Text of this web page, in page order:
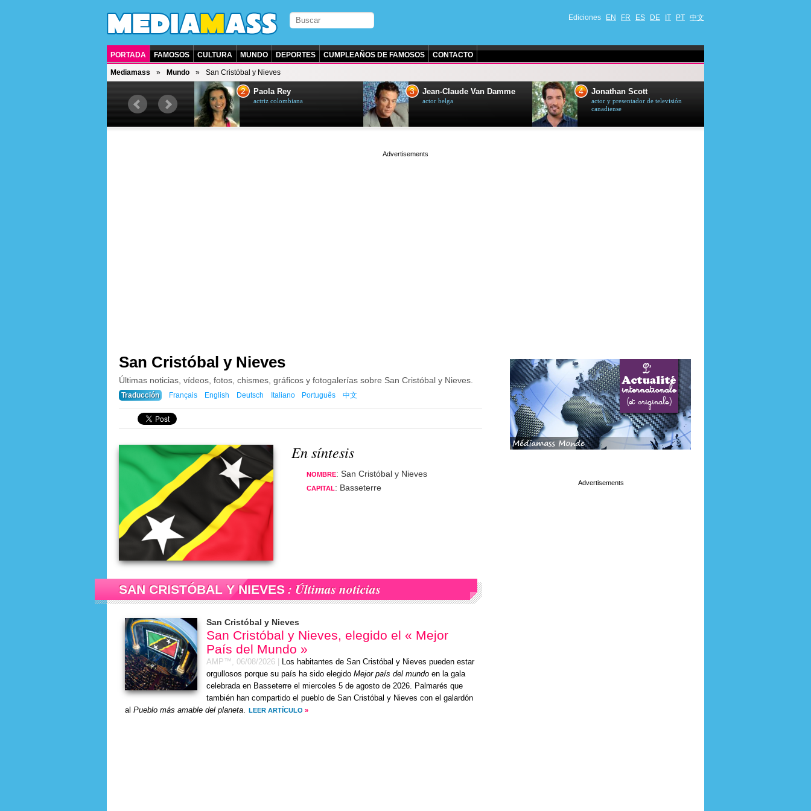
Ediciones EN FR ES DE IT PT 中文
PORTADA FAMOSOS CULTURA MUNDO DEPORTES CUMPLEAÑOS DE FAMOSOS CONTACTO
Mediamass Mundo San Cristóbal y Nieves
actor y presentador de televisión
2 Paola Rey
actriz colombiana
3 Jean-Claude Van Damme
actor belga
4 Jonathan Scott
actor y presentador de televisión
canadiense
San Cristóbal y Nieves
Últimas noticias, vídeos, fotos, chismes, gráficos y fotogalerías sobre San Cristóbal y Nieves.
Traducción Français English Deutsch Italiano Português 中文
En síntesis
NOMBRE: San Cristóbal y Nieves
CAPITAL: Basseterre
SAN CRISTÓBAL Y NIEVES : Últimas noticias
San Cristóbal y Nieves
San Cristóbal y Nieves, elegido el « Mejor
País del Mundo »
AMP™, 06/08/2026
Los habitantes de San Cristóbal y Nieves pueden estar
orgullosos porque su país ha sido elegido Mejor país del mundo en la gala
celebrada en Basseterre el miercoles 5 de agosto de 2026. Palmarés que
también han compartido el pueblo de San Cristóbal y Nieves con el galardón
al Pueblo más amable del planeta. LEER ARTÍCULO »